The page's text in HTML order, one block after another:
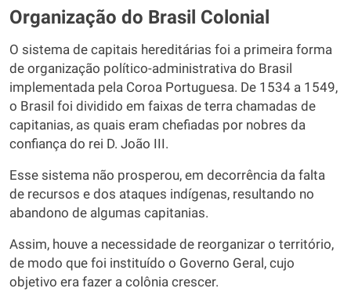
Organização do Brasil Colonial
O sistema de capitais hereditárias foi a primeira forma
de organização político-administrativa do Brasil
implementada pela Coroa Portuguesa. De 1534 a 1549,
o Brasil foi dividido em faixas de terra chamadas de
capitanias, as quais eram chefiadas por nobres da
confiança do rei D. João III.
Esse sistema não prosperou, em decorrência da falta
de recursos e dos ataques indígenas, resultando no
abandono de algumas capitanias.
Assim, houve a necessidade de reorganizar o território,
de modo que foi instituído o Governo Geral, cujo
objetivo era fazer a colônia crescer.